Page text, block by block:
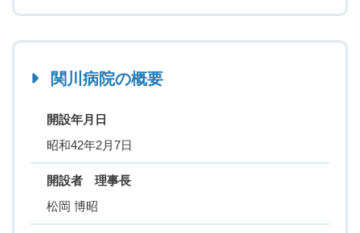
関川病院の概要
開設年月日
昭和42年2月7日
開設者 理事長
松岡 博昭